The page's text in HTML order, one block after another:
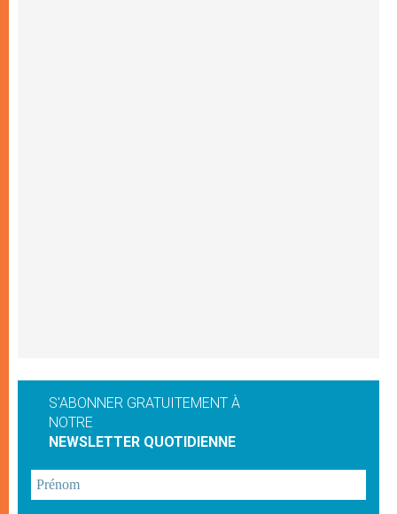
S'ABONNER GRATUITEMENT À
NOTRE
NEWSLETTER QUOTIDIENNE